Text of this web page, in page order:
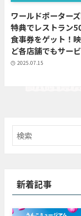
ワールドポーター
特典でレストラン
食事券をゲット！
ど各店舗でもサー
2025.07.15
新着記事